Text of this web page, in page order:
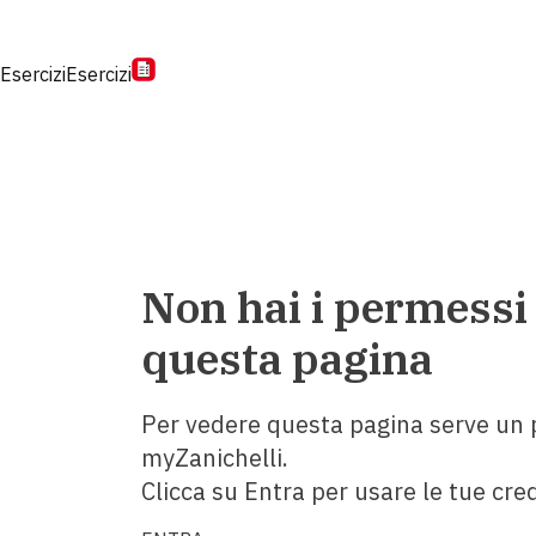
EserciziEsercizi
Non hai i
questa pagina
Per vedere questa pagina serve un
myZanichelli.
Clicca su Entra per usare le tue